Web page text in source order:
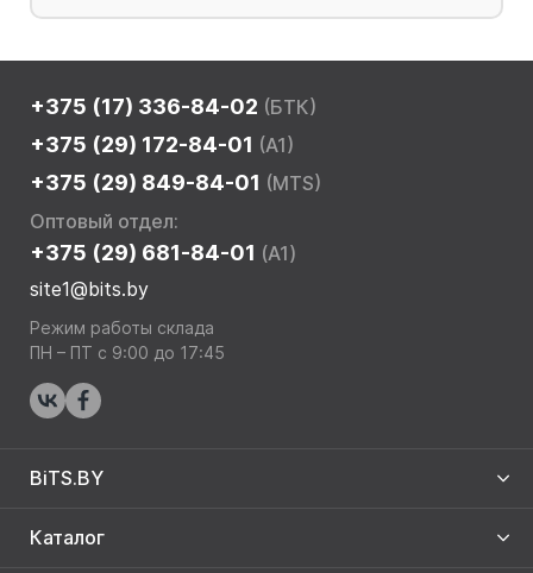
+375 (17) 336-84-02 (БТК)
+375 (29) 172-84-01 (A1)
+375 (29) 849-84-01 (MTS)
Оптовый отдел:
+375 (29) 681-84-01 (A1)
site1@bits.by
Режим работы склада
ПН – ПТ с 9:00 до 17:45
BiTS.BY
Каталог